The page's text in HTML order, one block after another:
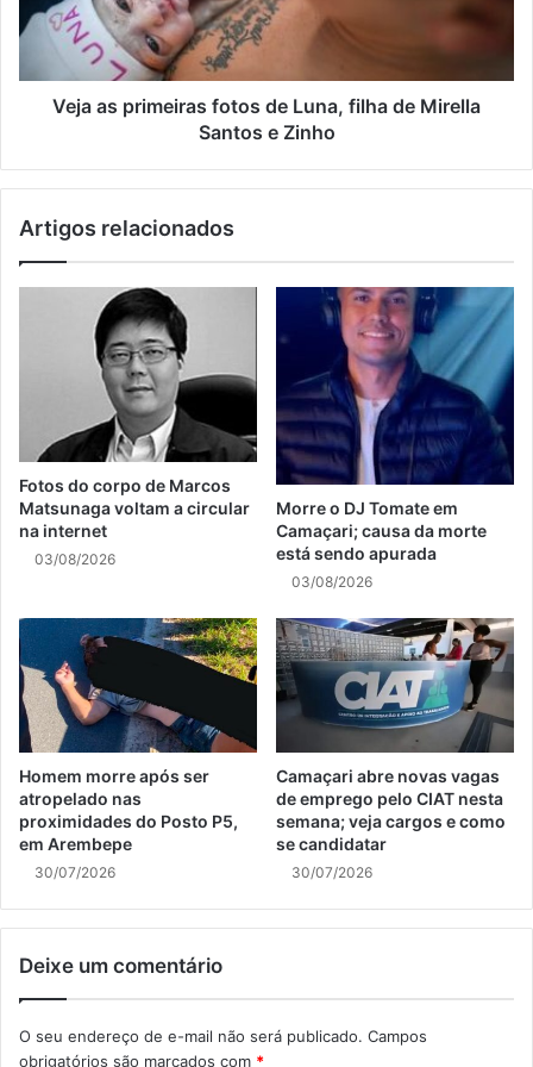
Veja as primeiras fotos de Luna, filha de Mirella
Santos e Zinho
Artigos relacionados
Fotos do corpo de Marcos
Matsunaga voltam a circular
na internet
03/08/2026
Morre o DJ Tomate em
Camaçari; causa da morte
está sendo apurada
03/08/2026
Homem morre após ser
atropelado nas
proximidades do Posto P5,
em Arembepe
30/07/2026
Camaçari abre novas vagas
de emprego pelo CIAT nesta
semana; veja cargos e como
se candidatar
30/07/2026
Deixe um comentário
O seu endereço de e-mail não será publicado. Campos
obrigatórios são marcados com *